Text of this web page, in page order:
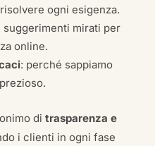
ogni esigenza.
suggerimenti mirati per
online.
: perché sappiamo
di trasparenza e
i clienti in ogni fase